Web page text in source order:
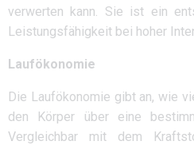
verwerten kann. Sie ist ein
Leistungsfähigkeit bei hoher
Laufökonomie
Die Laufökonomie gibt an, wie
den Körper über eine
Vergleichbar mit dem